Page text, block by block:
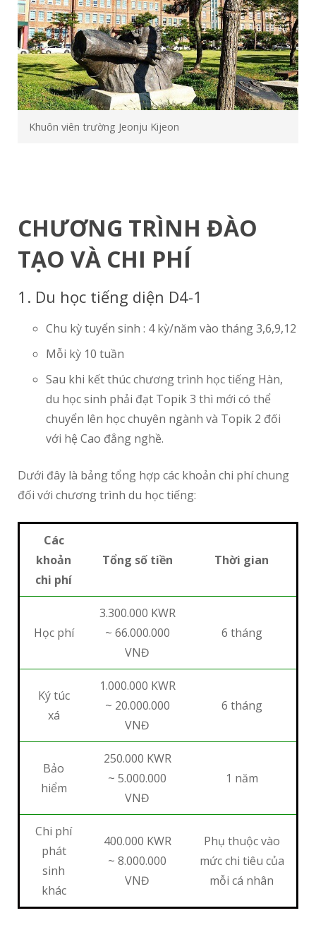
Khuôn viên trường Jeonju Kijeon
CHƯƠNG TRÌNH ĐÀO
TẠO VÀ CHI PHÍ
1. Du học tiếng diện D4-1
Chu kỳ tuyển sinh : 4 kỳ/năm vào tháng 3,6,9,12
Mỗi kỳ 10 tuần
Sau khi kết thúc chương trình học tiếng Hàn,
du học sinh phải đạt Topik 3 thì mới có thể
chuyển lên học chuyên ngành và Topik 2 đối
với hệ Cao đẳng nghề.
Dưới đây là bảng tổng hợp các khoản chi phí chung
đối với chương trình du học tiếng:
Các
khoản
chi phí
Tổng số tiền Thời gian
Học phí
3.300.000 KWR
~ 66.000.000
VNĐ
6 tháng
Ký túc
xá
1.000.000 KWR
~ 20.000.000
VNĐ
6 tháng
Bảo
hiểm
250.000 KWR
~ 5.000.000
VNĐ
1 năm
Chi phí
phát
sinh
khác
400.000 KWR
~ 8.000.000
VNĐ
Phụ thuộc vào
mức chi tiêu của
mỗi cá nhân